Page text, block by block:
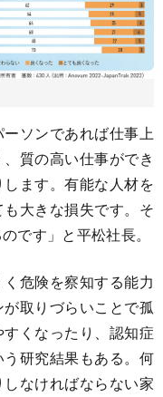
ーソンであれば仕事上
質の高い仕事ができ
ます。有能な人材を
大きな損失です。そ
です」と平松社長。
危険を察知する能力
取りづらいことで孤
くなったり、認知症
研究結果もある。何
なければならない家